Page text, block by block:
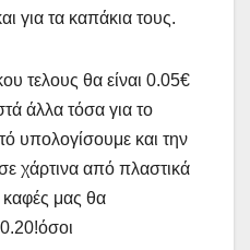
για τα καπάκια τους.
τελους θα είναι 0.05€
άλλα τόσα για το
υπολογίσουμε και την
χάρτινα από πλαστικά
καφές μας θα